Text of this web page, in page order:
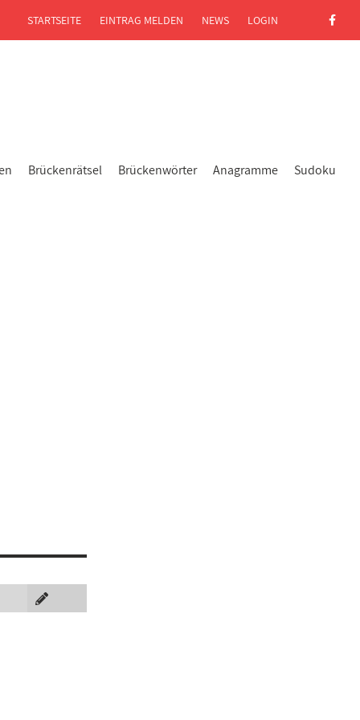
Brückenrätsel Brückenwörter Anagramme Sudoku
STARTSEITE EINTRAG MELDEN NEWS LOGIN